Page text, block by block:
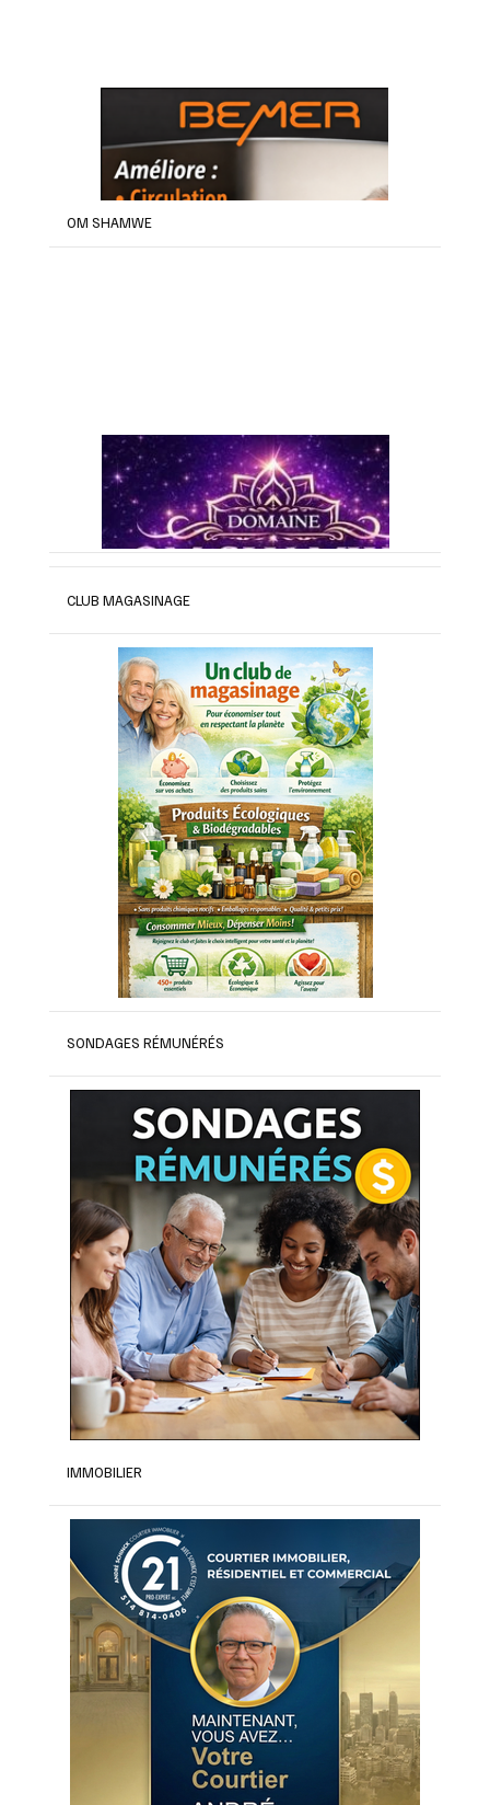
OM SHAMWE
CLUB MAGASINAGE
SONDAGES RÉMUNÉRÉS
IMMOBILIER